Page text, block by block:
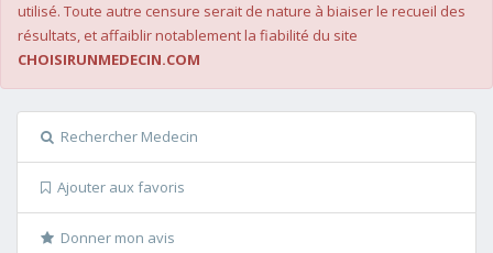
utilisé. Toute autre censure serait de nature à biaiser le recueil des
résultats, et affaiblir notablement la fiabilité du site
CHOISIRUNMEDECIN.COM
Rechercher Medecin
Ajouter aux favoris
Donner mon avis